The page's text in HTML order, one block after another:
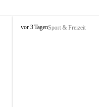
S
vor 3 TagenSport & Freizeit